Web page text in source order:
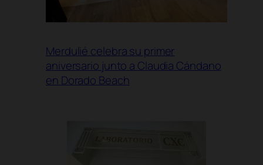
Merdulié celebra su primer
aniversario junto a Claudia Cándano
en Dorado Beach